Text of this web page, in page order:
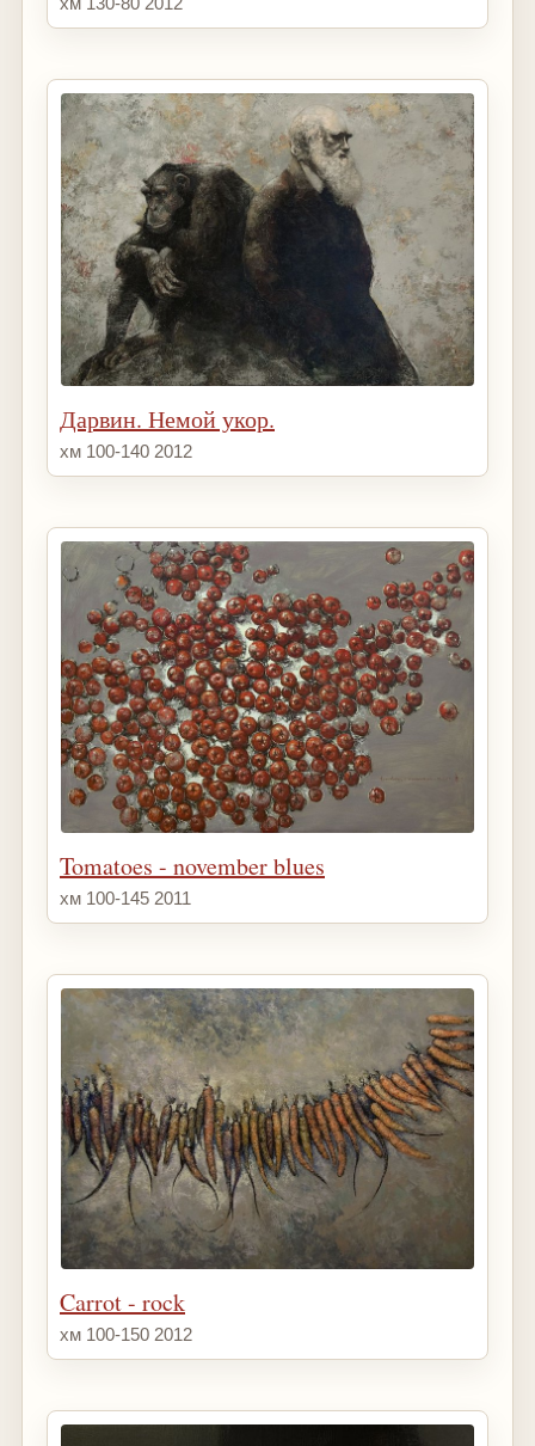
Дарвин. Немой укор.
хм 100-140 2012
Tomatoes - november blues
хм 100-145 2011
Carrot - rock
хм 100-150 2012